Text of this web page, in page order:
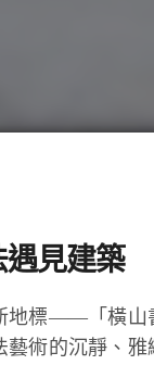
見建築
地標——「橫山
藝術的沉靜、